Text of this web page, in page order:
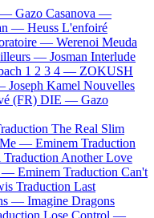
— Gazo Casanova —
— Heuss L'enfoiré
— Werenoi Meuda
— Josman Interlude
1 2 3 4 — ZOKUSH
Joseph Kamel Nouvelles
(FR) DIE — Gazo
The Real Slim
Me — Eminem Traduction
Traduction Another Love
— Eminem Traduction Can't
Traduction Last
— Imagine Dragons
Lose Control —